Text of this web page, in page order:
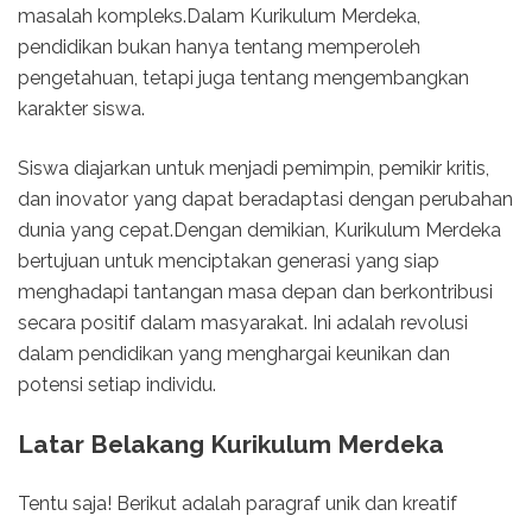
masalah kompleks.Dalam Kurikulum Merdeka,
pendidikan bukan hanya tentang memperoleh
pengetahuan, tetapi juga tentang mengembangkan
karakter siswa.
Siswa diajarkan untuk menjadi pemimpin, pemikir kritis,
dan inovator yang dapat beradaptasi dengan perubahan
dunia yang cepat.Dengan demikian, Kurikulum Merdeka
bertujuan untuk menciptakan generasi yang siap
menghadapi tantangan masa depan dan berkontribusi
secara positif dalam masyarakat. Ini adalah revolusi
dalam pendidikan yang menghargai keunikan dan
potensi setiap individu.
Latar Belakang Kurikulum Merdeka
Tentu saja! Berikut adalah paragraf unik dan kreatif